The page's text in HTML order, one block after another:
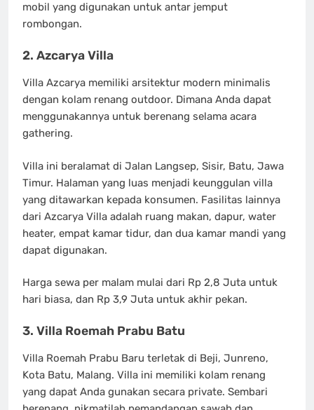
mobil yang digunakan untuk antar jemput
rombongan.
2. Azcarya Villa
Villa Azcarya memiliki arsitektur modern minimalis
dengan kolam renang outdoor. Dimana Anda dapat
menggunakannya untuk berenang selama acara
gathering.
Villa ini beralamat di Jalan Langsep, Sisir, Batu, Jawa
Timur. Halaman yang luas menjadi keunggulan villa
yang ditawarkan kepada konsumen. Fasilitas lainnya
dari Azcarya Villa adalah ruang makan, dapur, water
heater, empat kamar tidur, dan dua kamar mandi yang
dapat digunakan.
Harga sewa per malam mulai dari Rp 2,8 Juta untuk
hari biasa, dan Rp 3,9 Juta untuk akhir pekan.
3. Villa Roemah Prabu Batu
Villa Roemah Prabu Baru terletak di Beji, Junreno,
Kota Batu, Malang. Villa ini memiliki kolam renang
yang dapat Anda gunakan secara private. Sembari